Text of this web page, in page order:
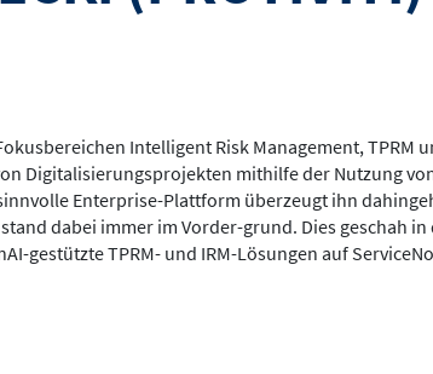
Intelligent Risk Management, TPRM
Digitalisierungsprojekten mithilfe der Nutzung
Enterprise-Plattform überzeugt ihn
dabei immer im Vorder-grund. Dies geschah
gestützte TPRM- und IRM-Lösungen auf